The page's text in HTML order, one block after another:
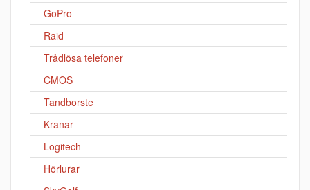
GoPro
Raid
Trådlösa telefoner
CMOS
Tandborste
Kranar
Logitech
Hörlurar